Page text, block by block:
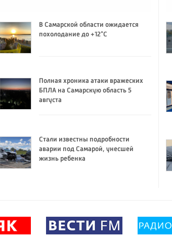
В Самарской области ожидается
похолодание до +12°C
Полная хроника атаки вражеских
БПЛА на Самарскую область 5
августа
Стали известны подробности
аварии под Самарой, унесшей
жизнь ребенка